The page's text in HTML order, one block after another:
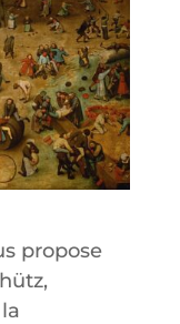
propose